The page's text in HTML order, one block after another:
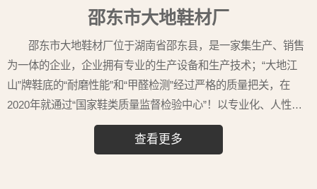
邵东市大地鞋材厂
邵东市大地鞋材厂位于湖南省邵东县，是一家集生产、销售
为一体的企业，企业拥有专业的生产设备和生产技术；“大地江
山”牌鞋底的“耐磨性能”和“甲醛检测”经过严格的质量把关，在
2020年就通过“国家鞋类质量监督检验中心”！以专业化、人性
化、合理化的设计思路和严格的产品检验标准对待每一件产品，
并可根据客户的特殊要求进行样品设计和开发加工。
查看更多